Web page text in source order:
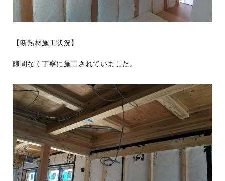
【断熱材施工状況】
隙間なく丁寧に施工されていました。